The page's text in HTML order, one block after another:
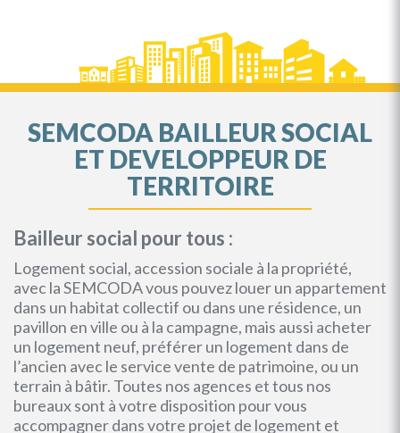
SEMCODA BAILLEUR SOCIAL
ET DEVELOPPEUR DE
TERRITOIRE
Bailleur social pour tous :
Logement social, accession sociale à la propriété,
avec la SEMCODA vous pouvez louer un appartement
dans un habitat collectif ou dans une résidence, un
pavillon en ville ou à la campagne, mais aussi acheter
un logement neuf, préférer un logement dans de
l’ancien avec le service vente de patrimoine, ou un
terrain à bâtir. Toutes nos agences et tous nos
bureaux sont à votre disposition pour vous
accompagner dans votre projet de logement et